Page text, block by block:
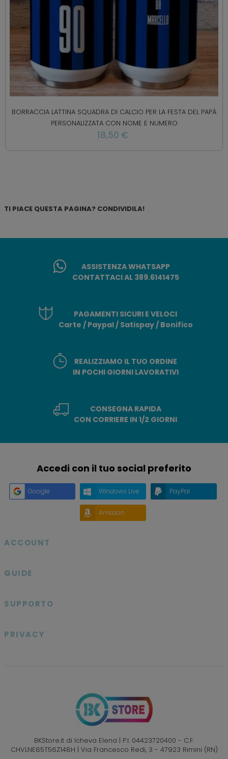
BORRACCIA LATTINA SQUADRA DI CALCIO PER LA FESTA DEL PAPÀ
PERSONALIZZATA CON NOME E NUMERO
18,50 €
TI PIACE QUESTA PAGINA? CONDIVIDILA!
ASSISTENZA WHATSAPP
CONTATTACI AL 389.6141475
PAGAMENTI SICURI E VELOCI
Carte / Paypal / Satispay / Bonifico
REALIZZIAMO IL TUO ORDINE
IN POCHI GIORNI LAVORATIVI
CONSEGNA RAPIDA
CON CORRIERE IN 1/2 GIORNI
Accedi con il tuo social preferito
Google Windows Live PayPal
Amazon
ACCOUNT
GUIDE
SUPPORTO
PRIVACY
BKStore.it di Icheva Elena | P.I. 04423720400 - C.F.
CHVLNE85T56Z148H | Via Francesco Redi, 3 - 47923 Rimini (RN)